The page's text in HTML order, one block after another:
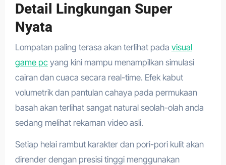
Detail Lingkungan Super
Nyata
Lompatan paling terasa akan terlihat pada visual
game pcyang kini mampu menampilkan simulasi
cairan dan cuaca secara real-time. Efek kabut
volumetrik dan pantulan cahaya pada permukaan
basah akan terlihat sangat natural seolah-olah anda
sedang melihat rekaman video asli.
Setiap helai rambut karakter dan pori-pori kulit akan
dirender dengan presisi tinggi menggunakan